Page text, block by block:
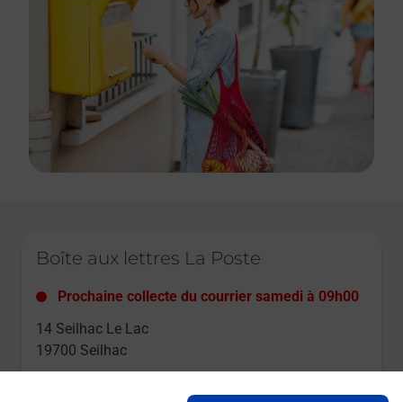
Boîte aux lettres La Poste
Prochaine collecte du courrier samedi à 09h00
14 Seilhac Le Lac
19700 Seilhac